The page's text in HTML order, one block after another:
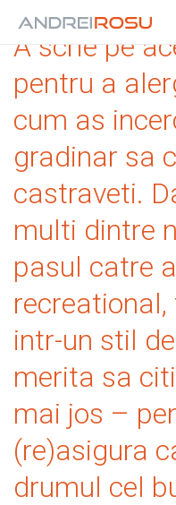
A scrie pe
pentru a
cum as
gradinar sa
castraveti.
multi dintre
pasul catre
intr-un stil
merita sa
mai jos –
(re)asigura
drumul cel